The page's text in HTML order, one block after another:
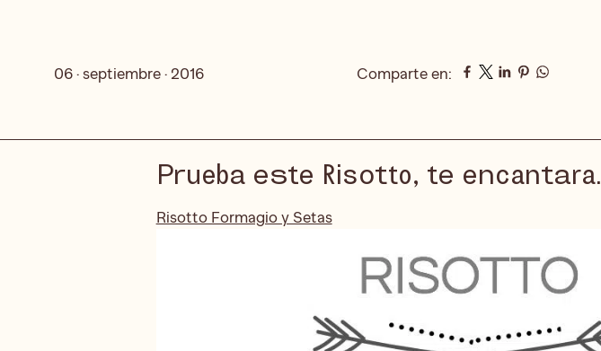
06 · septiembre · 2016 Comparte en:
Prueba este Risotto, te encantara.
Risotto Formagio y Setas